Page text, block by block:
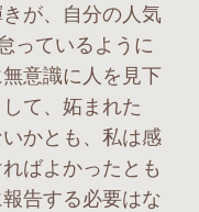
が、自分の人気
っているように
意識に人を見下
て、妬まれた
かとも、私は感
ばよかったとも
告する必要はな